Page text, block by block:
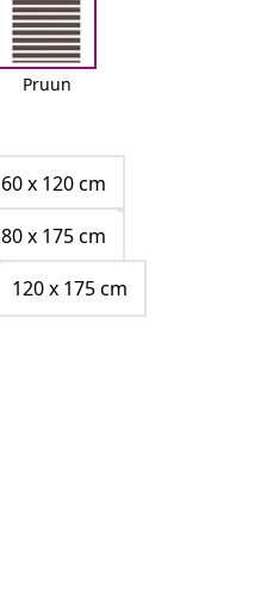
Pruun
60 x 120 cm
80 x 175 cm
120 x 175 cm